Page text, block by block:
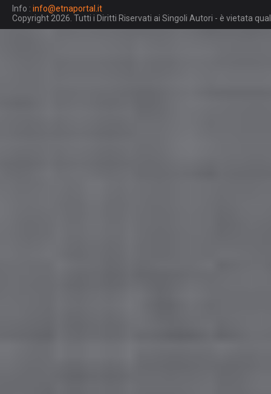
Info : info@etnaportal.it
Copyright 2026. Tutti i Diritti Riservati ai Singoli Autori - è vietata